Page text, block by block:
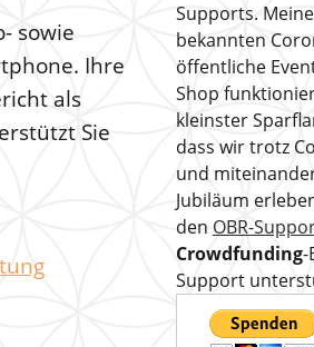
sowie
Ihre
als
Sie
Supports.
bekannten
öffentliche
Shop
kleinster
dass wir trotz
und
Jubiläum
den OBR-
Crowdfunding-
Support